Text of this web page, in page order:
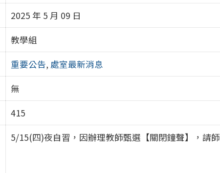
2025 年 5 月 09 日
教學組
重要公告, 處室最新消息
無
415
5/15(四)夜自習，因辦理教師甄選【關閉鐘聲】，請